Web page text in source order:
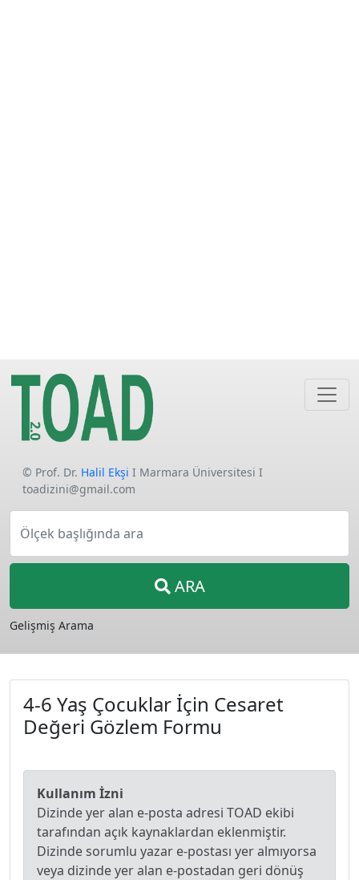
© Prof. Dr. Halil Ekşi I Marmara Üniversitesi I
toadizini@gmail.com
Ölçek başlığında ara
ARA
Gelişmiş Arama
4-6 Yaş Çocuklar İçin Cesaret
Değeri Gözlem Formu
Kullanım İzni
Dizinde yer alan e-posta adresi TOAD ekibi
tarafından açık kaynaklardan eklenmiştir.
Dizinde sorumlu yazar e-postası yer almıyorsa
veya dizinde yer alan e-postadan geri dönüş